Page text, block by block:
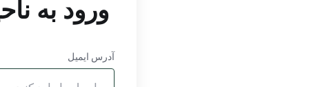
ورود به
آدرس ایمیل